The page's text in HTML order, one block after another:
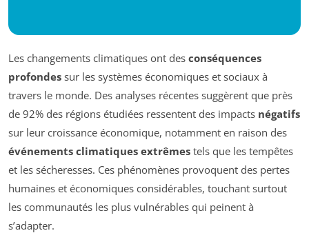
Les changements climatiques ont des conséquences
profondes sur les systèmes économiques et sociaux à
travers le monde. Des analyses récentes suggèrent que près
de 92% des régions étudiées ressentent des impacts négatifs
sur leur croissance économique, notamment en raison des
événements climatiques extrêmes tels que les tempêtes
et les sécheresses. Ces phénomènes provoquent des pertes
humaines et économiques considérables, touchant surtout
les communautés les plus vulnérables qui peinent à
s’adapter.